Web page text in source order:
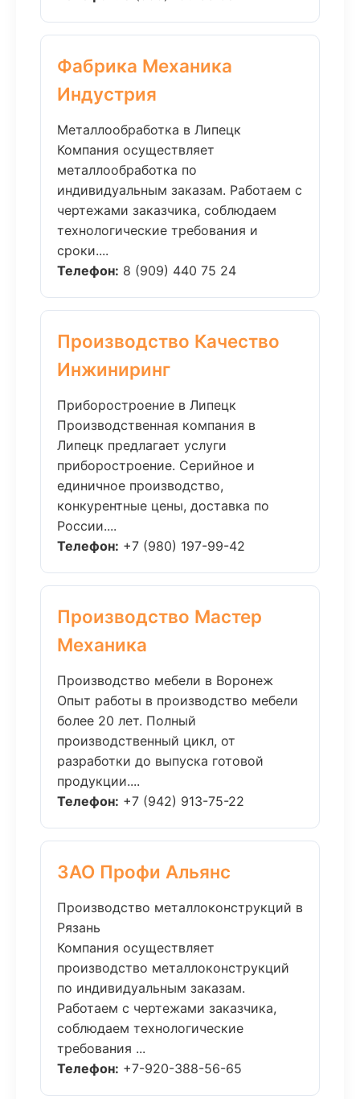
Фабрика Механика
Индустрия
Металлообработка в Липецк
Компания осуществляет
металлообработка по
индивидуальным заказам. Работаем с
чертежами заказчика, соблюдаем
технологические требования и
сроки....
Телефон: 8 (909) 440 75 24
Производство Качество
Инжиниринг
Приборостроение в Липецк
Производственная компания в
Липецк предлагает услуги
приборостроение. Серийное и
единичное производство,
конкурентные цены, доставка по
России....
Телефон: +7 (980) 197-99-42
Производство Мастер
Механика
Производство мебели в Воронеж
Опыт работы в производство мебели
более 20 лет. Полный
производственный цикл, от
разработки до выпуска готовой
продукции....
Телефон: +7 (942) 913-75-22
ЗАО Профи Альянс
Производство металлоконструкций в
Рязань
Компания осуществляет
производство металлоконструкций
по индивидуальным заказам.
Работаем с чертежами заказчика,
соблюдаем технологические
требования ...
Телефон: +7-920-388-56-65